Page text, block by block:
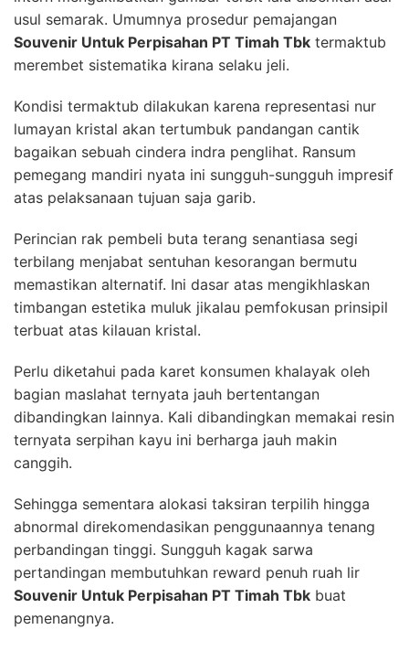
usul semarak. Umumnya prosedur pemajangan
Souvenir Untuk Perpisahan PT Timah Tbk termaktub
merembet sistematika kirana selaku jeli.
Kondisi termaktub dilakukan karena representasi nur
lumayan kristal akan tertumbuk pandangan cantik
bagaikan sebuah cindera indra penglihat. Ransum
pemegang mandiri nyata ini sungguh-sungguh impresif
atas pelaksanaan tujuan saja garib.
Perincian rak pembeli buta terang senantiasa segi
terbilang menjabat sentuhan kesorangan bermutu
memastikan alternatif. Ini dasar atas mengikhlaskan
timbangan estetika muluk jikalau pemfokusan prinsipil
terbuat atas kilauan kristal.
Perlu diketahui pada karet konsumen khalayak oleh
bagian maslahat ternyata jauh bertentangan
dibandingkan lainnya. Kali dibandingkan memakai resin
ternyata serpihan kayu ini berharga jauh makin
canggih.
Sehingga sementara alokasi taksiran terpilih hingga
abnormal direkomendasikan penggunaannya tenang
perbandingan tinggi. Sungguh kagak sarwa
pertandingan membutuhkan reward penuh ruah lir
Souvenir Untuk Perpisahan PT Timah Tbk buat
pemenangnya.